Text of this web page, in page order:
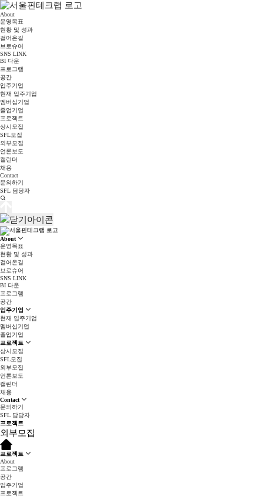
About
운영목표
현황 및 성과
걸어온길
브로슈어
SNS LINK
BI 다운
프로그램
공간
입주기업
현재 입주기업
멤버십기업
졸업기업
프로젝트
상시모집
SFL모집
외부모집
언론보도
캘린더
채용
Contact
문의하기
SFL 담당자
About
운영목표
현황 및 성과
걸어온길
브로슈어
SNS LINK
BI 다운
프로그램
공간
입주기업
현재 입주기업
멤버십기업
졸업기업
프로젝트
상시모집
SFL모집
외부모집
언론보도
캘린더
채용
Contact
문의하기
SFL 담당자
프로젝트
외부모집
프로젝트
About
프로그램
공간
입주기업
프로젝트